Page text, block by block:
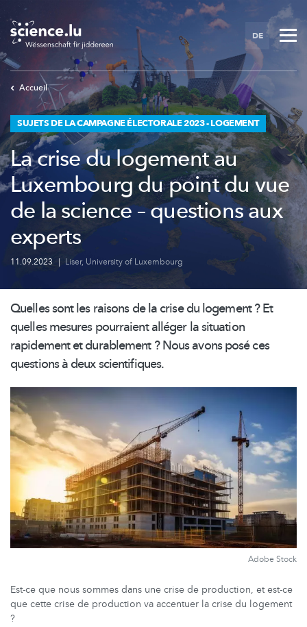
to
main
content
DE
Accueil
SUJETS DE LA CAMPAGNE ÉLECTORALE 2023 - LOGEMENT
La crise du logement au
Luxembourg du point du vue
de la science – questions aux
experts
11.09.2023 | Liser, University of Luxembourg
Quelles sont les raisons de la crise du logement ? Et
quelles mesures pourraient alléger la situation
rapidement et durablement ? Nous avons posé ces
questions à deuxscientifiques.
Adobe Stock
Est-ce que nous sommes dans une crise de production, et est-ce
que cette crise de production va accentuer la crise du logement
?